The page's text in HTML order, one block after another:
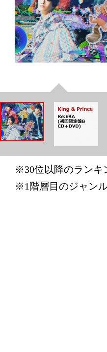
※30位以降のランキ
※1階層目のジャン